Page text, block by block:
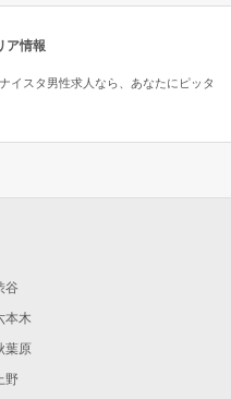
ア情報
イスタ男性求人なら、あなたにピッタ
谷
本木
葉原
野